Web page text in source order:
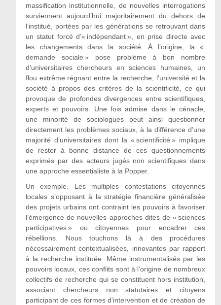
massification institutionnelle, de nouvelles interrogations
surviennent aujourd’hui majoritairement du dehors de
l’institué, portées par les générations se retrouvant dans
un statut forcé d’« indépendant », en prise directe avec
les changements dans la société. À l’origine, la «
demande sociale » pose problème à bon nombre
d’universitaires chercheurs en sciences humaines, un
flou extrême régnant entre la recherche, l’université et la
société à propos des critères de la scientificité, ce qui
provoque de profondes divergences entre scientifiques,
experts et pouvoirs. Une fois admise dans le cénacle,
une minorité de sociologues peut ainsi questionner
directement les problèmes sociaux, à la différence d’une
majorité d’universitaires dont la « scientificité » implique
de rester à bonne distance de ces questionnements
exprimés par des acteurs jugés non scientifiques dans
une approche essentialiste à la Popper.
Un exemple. Les multiples contestations citoyennes
locales s’opposant à la stratégie financière généralisée
des projets urbains ont contraint les pouvoirs à favoriser
l’émergence de nouvelles approches dites de « sciences
participatives » ou citoyennes pour encadrer ces
rébellions. Nous touchons là à des procédures
nécessairement contextualisées, innovantes par rapport
à la recherche instituée. Même instrumentalisés par les
pouvoirs locaux, ces conflits sont à l’origine de nombreux
collectifs de recherche qui se constituent hors institution,
associant chercheurs non statutaires et citoyens
participant de ces formes d’intervention et de création de